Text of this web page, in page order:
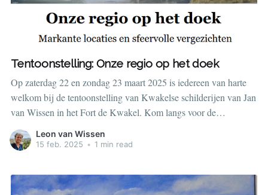
Tentoonstelling: Onze regio op het doek
Op zaterdag 22 en zondag 23 maart 2025 is iedereen van harte
welkom bij de tentoonstelling van Kwakelse schilderijen van Jan
van Wissen in het Fort de Kwakel. Kom langs voor de
schilderijen en een hapje en een drankje. Toegang gratis!
Leon van Wissen
15 feb. 2025 • 1 min read